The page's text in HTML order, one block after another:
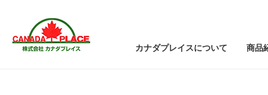
カナダプレイスについて 商品